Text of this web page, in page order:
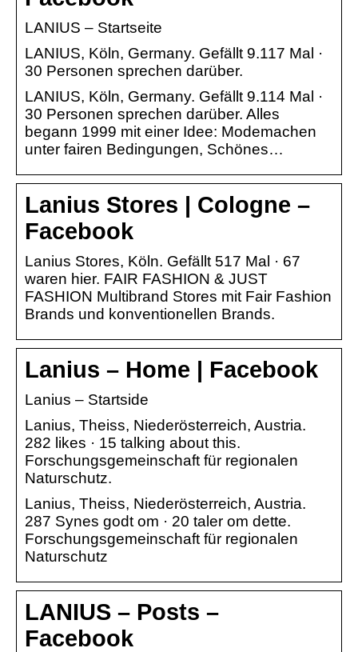
LANIUS – Startseite
LANIUS, Köln, Germany. Gefällt 9.117 Mal ·
30 Personen sprechen darüber.
LANIUS, Köln, Germany. Gefällt 9.114 Mal ·
30 Personen sprechen darüber. Alles
begann 1999 mit einer Idee: Modemachen
unter fairen Bedingungen, Schönes…
Lanius Stores | Cologne –
Facebook
Lanius Stores, Köln. Gefällt 517 Mal · 67
waren hier. FAIR FASHION & JUST
FASHION Multibrand Stores mit Fair Fashion
Brands und konventionellen Brands.
Lanius – Home | Facebook
Lanius – Startside
Lanius, Theiss, Niederösterreich, Austria.
282 likes · 15 talking about this.
Forschungsgemeinschaft für regionalen
Naturschutz.
Lanius, Theiss, Niederösterreich, Austria.
287 Synes godt om · 20 taler om dette.
Forschungsgemeinschaft für regionalen
Naturschutz
LANIUS – Posts –
Facebook